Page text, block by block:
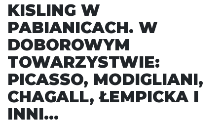
KISLING W
PABIANICACH. W
DOBOROWYM
TOWARZYSTWIE:
PICASSO, MODIGLIANI,
CHAGALL, ŁEMPICKA I
INNI…